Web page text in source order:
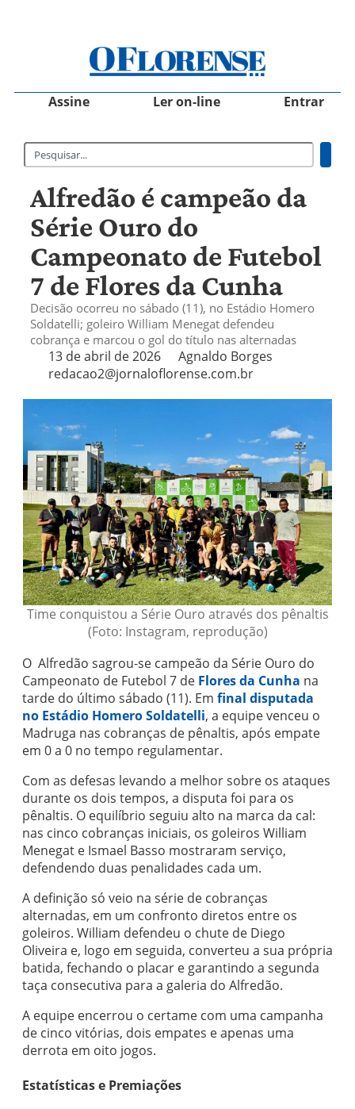
Assine Ler on-line Entrar
Alfredão é campeão da
Série Ouro do
Campeonato de Futebol
7 de Flores da Cunha
Decisão ocorreu no sábado (11), no Estádio Homero
Soldatelli; goleiro William Menegat defendeu
cobrança e marcou o gol do título nas alternadas
13 de abril de 2026
Agnaldo Borges
redacao2@jornaloflorense.com.br
Time conquistou a Série Ouro através dos pênaltis
(Foto: Instagram, reprodução)
O Alfredão sagrou-se campeão da Série Ouro do
Campeonato de Futebol 7 de Flores da Cunha na
tarde do último sábado (11). Em final disputada
no Estádio Homero Soldatelli, a equipe venceu o
Madruga nas cobranças de pênaltis, após empate
em 0 a 0 no tempo regulamentar.
Com as defesas levando a melhor sobre os ataques
durante os dois tempos, a disputa foi para os
pênaltis. O equilíbrio seguiu alto na marca da cal:
nas cinco cobranças iniciais, os goleiros William
Menegat e Ismael Basso mostraram serviço,
defendendo duas penalidades cada um.
A definição só veio na série de cobranças
alternadas, em um confronto diretos entre os
goleiros. William defendeu o chute de Diego
Oliveira e, logo em seguida, converteu a sua própria
batida, fechando o placar e garantindo a segunda
taça consecutiva para a galeria do Alfredão.
A equipe encerrou o certame com uma campanha
de cinco vitórias, dois empates e apenas uma
derrota em oito jogos.
Estatísticas e Premiações